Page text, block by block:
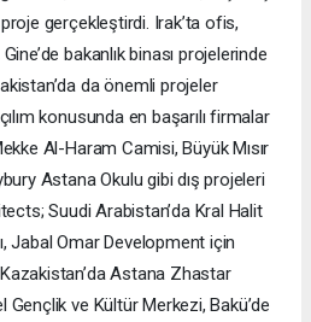
gerçekleştirdi. Irak’ta ofis,
bakanlık binası projelerinde
da önemli projeler
konusunda en başarılı firmalar
Al-Haram Camisi, Büyük Mısır
Astana Okulu gibi dış projeleri
Suudi Arabistan’da Kral Halit
Jabal Omar Development için
Astana Zhastar
Gençlik ve Kültür Merkezi, Bakü’de